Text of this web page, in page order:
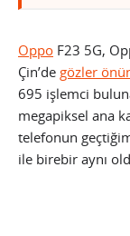
Oppo F23 5G,
Çin’de gözler
695 işlemci
megapiksel ana
telefonun
ile birebir aynı